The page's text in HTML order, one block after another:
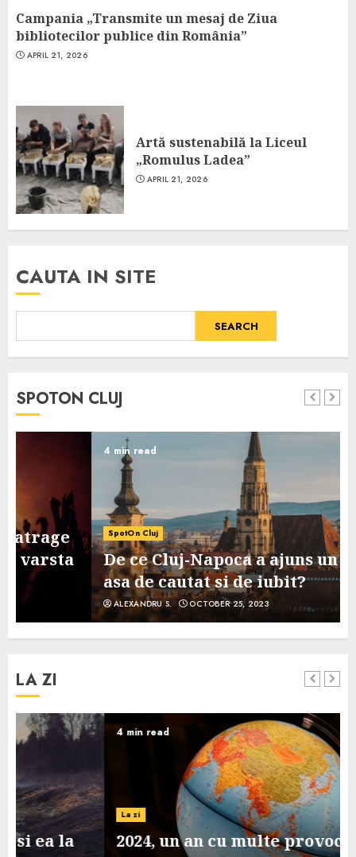
Campania „Transmite un mesaj de Ziua
bibliotecilor publice din România”
APRIL 21, 2026
Artă sustenabilă la Liceul
„Romulus Ladea”
APRIL 21, 2026
CAUTA IN SITE
SEARCH
SPOTON CLUJ
SpotOn Cluj
De ce Cluj-Napoca a ajuns un oras
asa de cautat si de iubit?
ALEXANDRU S. OCTOBER 25, 2023
LA ZI
4 min read
La zi
2024, un an cu multe provocari pe